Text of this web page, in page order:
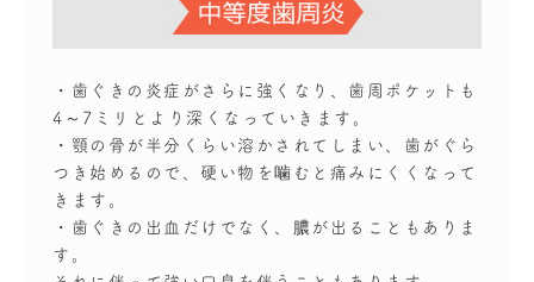
・歯ぐきの炎症がさらに強くなり、歯周ポケットも
4～7ミリとより深くなっていきます。
・顎の骨が半分くらい溶かされてしまい、歯がぐら
つき始めるので、硬い物を噛むと痛みにくくなって
きます。
・歯ぐきの出血だけでなく、膿が出ることもありま
す。